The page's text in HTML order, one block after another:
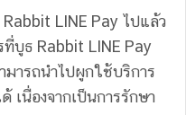
LINE Pay ไปแล้ว
ที่บูธ Rabbit LINE Pay
ารถนำไปผูกใช้บริการ
เนื่องจากเป็นการรักษา